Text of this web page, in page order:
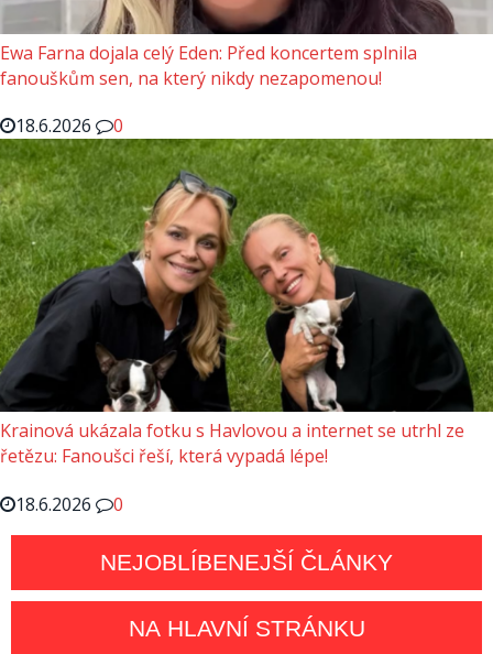
Ewa Farna dojala celý Eden: Před koncertem splnila
fanouškům sen, na který nikdy nezapomenou!
18.6.2026
0
Krainová ukázala fotku s Havlovou a internet se utrhl ze
řetězu: Fanoušci řeší, která vypadá lépe!
18.6.2026
0
NEJOBLÍBENEJŠÍ ČLÁNKY
NA HLAVNÍ STRÁNKU